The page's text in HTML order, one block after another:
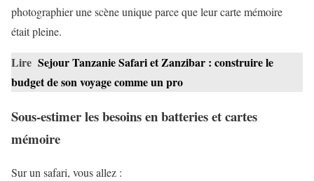
photographier une scène unique parce que leur carte mémoire
était pleine.
Lire Sejour Tanzanie Safari et Zanzibar : construire le
budget de son voyage comme un pro
Sous-estimer les besoins en batteries et cartes
mémoire
Sur un safari, vous allez :